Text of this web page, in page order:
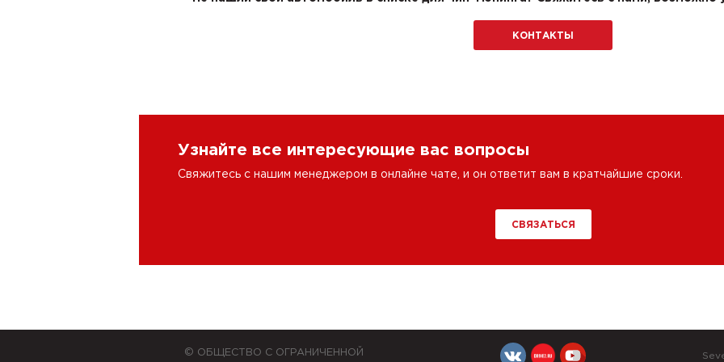
КОНТАКТЫ
Узнайте все интересующие вас вопросы
Свяжитесь с нашим менеджером в онлайне чате, и он ответит вам в кратчайшие сроки.
СВЯЗАТЬСЯ
© ОБЩЕСТВО С ОГРАНИЧЕННОЙ